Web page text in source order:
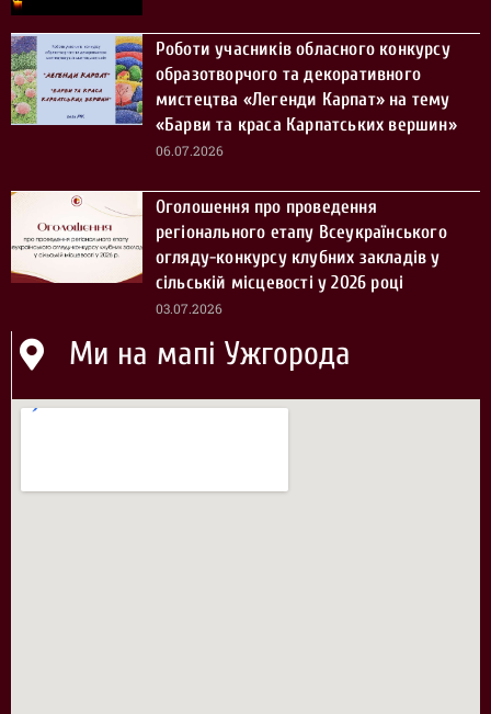
Роботи учасників обласного конкурсу
образотворчого та декоративного
мистецтва «Легенди Карпат» на тему
«Барви та краса Карпатських вершин»
06.07.2026
Оголошення про проведення
регіонального етапу Всеукраїнського
огляду-конкурсу клубних закладів у
сільській місцевості у 2026 році
03.07.2026
Ми на мапі Ужгорода